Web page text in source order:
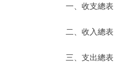
參與調
走進北京
一、收支總表
二、收入總表
三、支出總表